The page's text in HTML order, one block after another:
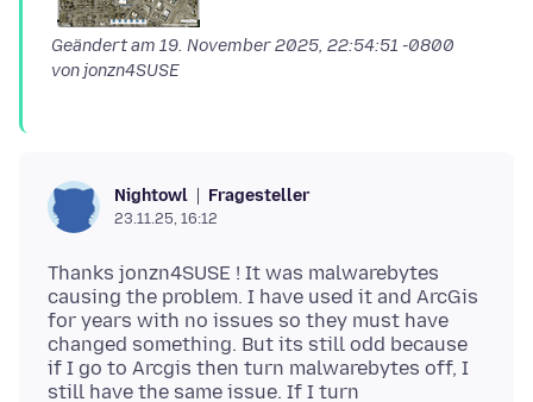
Geändert am 19. November 2025, 22:54:51 -0800
von jonzn4SUSE
Nightowl Fragesteller
23.11.25, 16:12
Thanks jonzn4SUSE ! It was malwarebytes
causing the problem. I have used it and ArcGis
for years with no issues so they must have
changed something. But its still odd because
if I go to Arcgis then turn malwarebytes off, I
still have the same issue. If I turn